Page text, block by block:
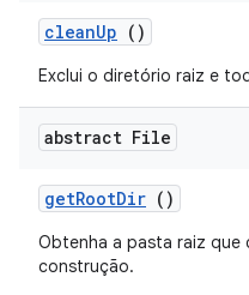
cleanUp ()
Exclui o diretório raiz e
abstract File
getRootDir ()
Obtenha a pasta raiz
construção.